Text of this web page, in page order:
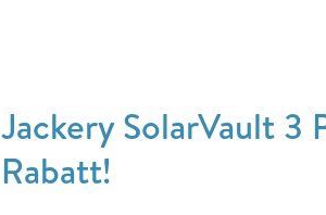
Jackery SolarVault
Rabatt!